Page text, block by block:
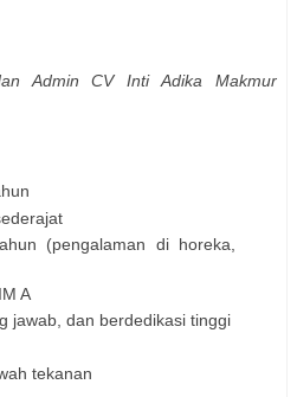
Admin CV Inti Adika Makmur
(pengalaman di horeka,
A
jawab, dan berdedikasi tinggi
tekanan